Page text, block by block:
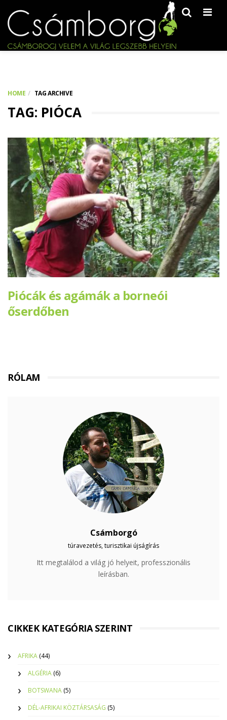
HOME TAG ARCHIVE
TAG: PIÓCA
Piócák és agámák a borneói
őserdőben
RÓLAM
Csámborgó
túravezetés, turisztikai újságírás
Itt megtalálod a világ jó helyeit, professzionális
leírásban.
CIKKEK KATEGÓRIA SZERINT
AFRIKA (44)
ALGÉRIA (6)
BOTSWANA (5)
DÉL-AFRIKAI KÖZTÁRSASÁG (5)